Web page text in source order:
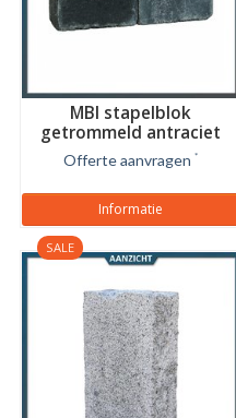
SALE
MBI stapelblok
getrommeld antraciet
30x15x15 cm
Offerte aanvragen *
Informatie